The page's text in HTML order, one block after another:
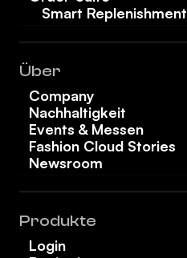
Smart Replenishment
Über
Company
Nachhaltigkeit
Events & Messen
Fashion Cloud Stories
Newsroom
Produkte
Login